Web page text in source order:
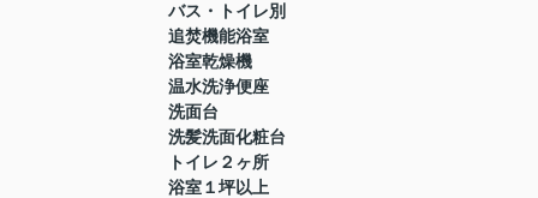
バス・トイレ別
追焚機能浴室
浴室乾燥機
温水洗浄便座
洗面台
洗髪洗面化粧台
トイレ２ヶ所
浴室１坪以上